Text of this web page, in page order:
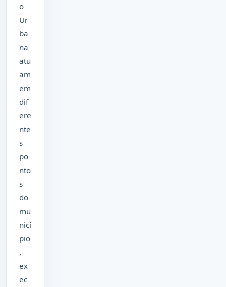
o
Ur
ba
na
atu
am
em
dif
ere
nte
s
po
nto
s
do
mu
nicí
pio
,
ex
ec